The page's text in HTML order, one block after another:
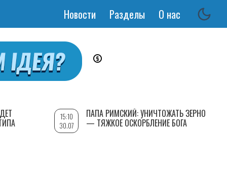
Основная
Новости Разделы О нас
15:10
30.07
ПАПА РИМСКИЙ: УНИЧТОЖАТЬ ЗЕРНО
— ТЯЖКОЕ ОСКОРБЛЕНИЕ БОГА